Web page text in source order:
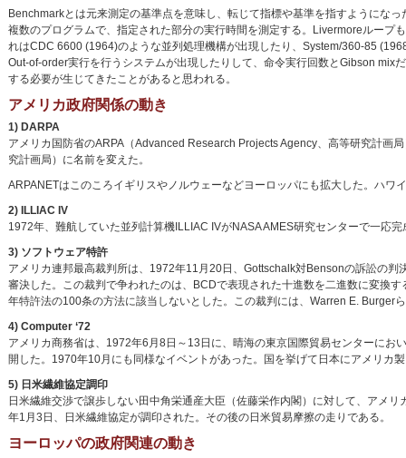
Benchmarkとは元来測定の基準点を意味し、転じて指標や基準を指すようにな
複数のプログラムで、指定された部分の実行時間を測定する。Livermoreルー
れはCDC 6600 (1964)のような並列処理機構が出現したり、System/360-85
Out-of-order実行を行うシステムが出現したりして、命令実行回数とGibson mix
する必要が生じてきたことがあると思われる。
アメリカ政府関係の動き
1) DARPA
アメリカ国防省のARPA（Advanced Research Projects Agency、高等研究計画
究計画局）に名前を変えた。
ARPANETはこのころイギリスやノルウェーなどヨーロッパにも拡大した。ハワ
2) ILLIAC IV
1972年、難航していた並列計算機ILLIAC IVがNASA AMES研究センターで一応
3) ソフトウェア特許
アメリカ連邦最高裁判所は、1972年11月20日、Gottschalk対Bensonの訴訟の
審決した。この裁判で争われたのは、BCDで表現された十進数を二進数に変換
年特許法の100条の方法に該当しないとした。この裁判には、Warren E. Burger
4) Computer ‘72
アメリカ商務省は、1972年6月8日～13日に、晴海の東京国際貿易センターにお
開した。1970年10月にも同様なイベントがあった。国を挙げて日本にアメリカ
5) 日米繊維協定調印
日米繊維交渉で譲歩しない田中角栄通産大臣（佐藤栄作内閣）に対して、アメ
年1月3日、日米繊維協定が調印された。その後の日米貿易摩擦の走りである。
ヨーロッパの政府関連の動き